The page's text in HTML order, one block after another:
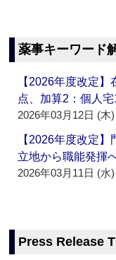
薬事キーワード
【2026年度改定
点、加算2：個人
2026年03月12日 (木)
【2026年度改定
立地から職能発揮
2026年03月11日 (水)
Press Release